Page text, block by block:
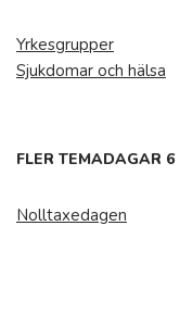
Yrkesgrupper
Sjukdomar och hälsa
FLER TEMADAGAR 6
Nolltaxedagen